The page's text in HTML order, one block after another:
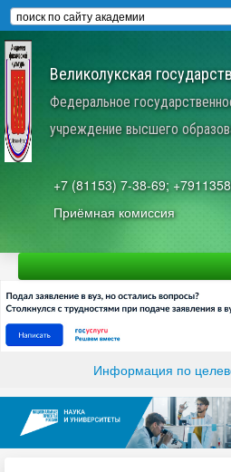
Великолукская
Федеральное
учреждение высшего
+7 (81153) 7-38-69;
Приёмная комиссия
Информация по